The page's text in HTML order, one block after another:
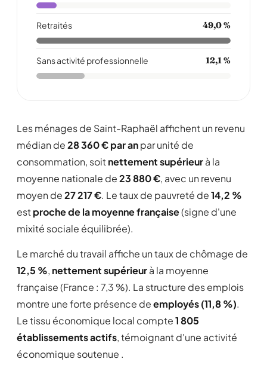
Retraités 49,0 %
Sans activité professionnelle 12,1 %
Les ménages de Saint-Raphaël affichent un revenu
médian de28 360 € par anpar unité de
consommation, soitnettement supérieurà la
moyenne nationale de23 880 €, avec un revenu
moyen de27 217 €. Le taux de pauvreté de14,2 %
estproche de la moyenne française(signe d'une
mixité sociale équilibrée).
Le marché du travail affiche un taux de chômage de
12,5 %, nettement supérieurà la moyenne
française (France : 7,3 %). La structure des emplois
montre une forte présence deemployés (11,8 %).
Le tissu économique local compte1 805
établissements actifs, témoignant d'une activité
économique soutenue .